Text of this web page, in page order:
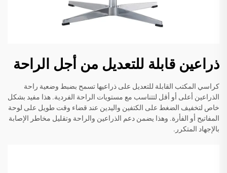
ذراعين قابلة للتعديل من أجل الراحة
كراسي المكتب القابلة للتعديل على ذراعيها تسمح بضبط وضعية راحة
الذراعين أعلى أو أقل لتتناسب مع مستويات الراحة الفردية. هذا مفيد بشكل
خاص لتخفيف الضغط على الكتفين واليدين عند قضاء وقت طويل على لوحة
المفاتيح أو الفأرة. وهذا يضمن دعم الذراعين والراحة وتقليل مخاطر الإصابة
بالإجهاد المتكرر.